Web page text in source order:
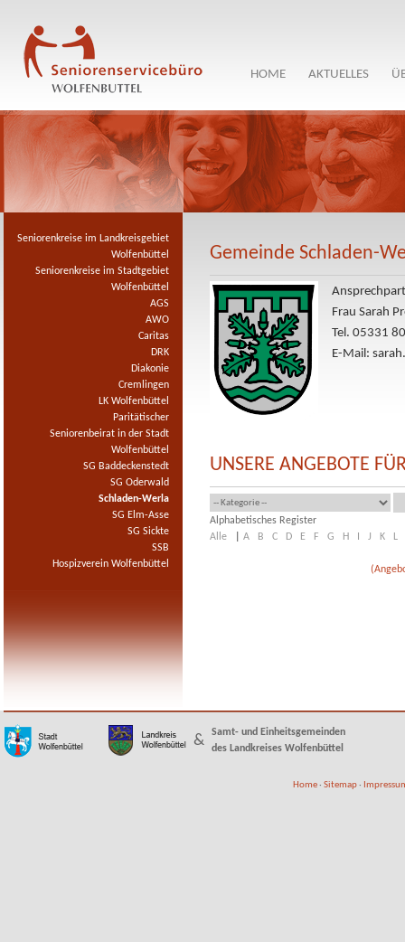
HOME AKTUELLES
Seniorenkreise im Landkreisgebiet
Wolfenbüttel
Seniorenkreise im Stadtgebiet
Wolfenbüttel
AGS
AWO
Caritas
DRK
Diakonie
Cremlingen
LK Wolfenbüttel
Paritätischer
Seniorenbeirat in der Stadt
Wolfenbüttel
SG Baddeckenstedt
SG Oderwald
Schladen-Werla
SG Elm-Asse
SG Sickte
SSB
Hospizverein Wolfenbüttel
Gemeinde Schladen-
Frau Sarah
Tel. 05331
E-Mail:
UNSERE ANGEBOTE
Alphabetisches Register
Alle
A B C D E F G H J K L
&
Samt- und Einheitsgemeinden
des Landkreises Wolfenbüttel
Home · Sitemap ·